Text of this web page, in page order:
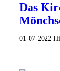
Das
01-07-2022